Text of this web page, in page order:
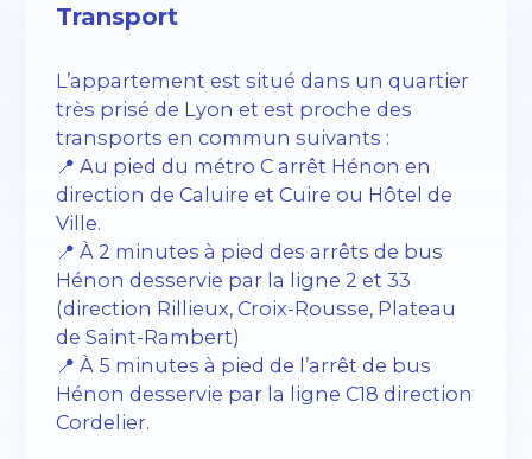
Transport
L’appartement est situé dans un quartier
très prisé de Lyon et est proche des
transports en commun suivants :
📍 Au pied du métro C arrêt Hénon en
direction de Caluire et Cuire ou Hôtel de
Ville.
📍 À 2 minutes à pied des arrêts de bus
Hénon desservie par la ligne 2 et 33
(direction Rillieux, Croix-Rousse, Plateau
de Saint-Rambert)
📍 À 5 minutes à pied de l’arrêt de bus
Hénon desservie par la ligne C18 direction
Cordelier.